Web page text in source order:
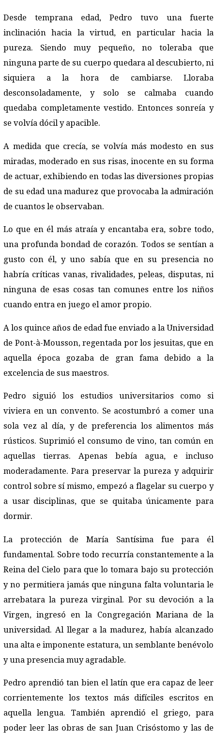
Desde temprana edad, Pedro tuvo una fuerte
inclinación hacia la virtud, en particular hacia la
pureza. Siendo muy pequeño, no toleraba que
ninguna parte de su cuerpo quedara al descubierto, ni
siquiera a la hora de cambiarse. Lloraba
desconsoladamente, y solo se calmaba cuando
quedaba completamente vestido. Entonces sonreía y
se volvía dócil y apacible.
A medida que crecía, se volvía más modesto en sus
miradas, moderado en sus risas, inocente en su forma
de actuar, exhibiendo en todas las diversiones propias
de su edad una madurez que provocaba la admiración
de cuantos le observaban.
Lo que en él más atraía y encantaba era, sobre todo,
una profunda bondad de corazón. Todos se sentían a
gusto con él, y uno sabía que en su presencia no
habría críticas vanas, rivalidades, peleas, disputas, ni
ninguna de esas cosas tan comunes entre los niños
cuando entra en juego el amor propio.
A los quince años de edad fue enviado a la Universidad
de Pont-à-Mousson, regentada por los jesuitas, que en
aquella época gozaba de gran fama debido a la
excelencia de sus maestros.
Pedro siguió los estudios universitarios como si
viviera en un convento. Se acostumbró a comer una
sola vez al día, y de preferencia los alimentos más
rústicos. Suprimió el consumo de vino, tan común en
aquellas tierras. Apenas bebía agua, e incluso
moderadamente. Para preservar la pureza y adquirir
control sobre sí mismo, empezó a flagelar su cuerpo y
a usar disciplinas, que se quitaba únicamente para
dormir.
La protección de María Santísima fue para él
fundamental. Sobre todo recurría constantemente a la
Reina del Cielo para que lo tomara bajo su protección
y no permitiera jamás que ninguna falta voluntaria le
arrebatara la pureza virginal. Por su devoción a la
Virgen, ingresó en la Congregación Mariana de la
universidad. Al llegar a la madurez, había alcanzado
una alta e imponente estatura, un semblante benévolo
y una presencia muy agradable.
Pedro aprendió tan bien el latín que era capaz de leer
corrientemente los textos más difíciles escritos en
aquella lengua. También aprendió el griego, para
poder leer las obras de san Juan Crisóstomo y las de